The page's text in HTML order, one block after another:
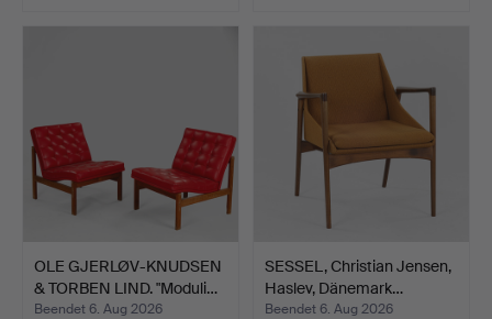
OLE GJERLØV-KNUDSEN
& TORBEN LIND. "Moduli…
Beendet 6. Aug 2026
SESSEL, Christian Jensen,
Haslev, Dänemark…
Beendet 6. Aug 2026